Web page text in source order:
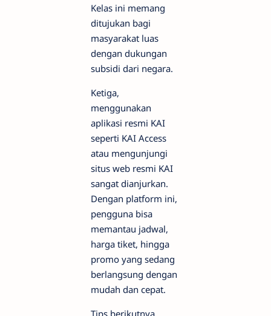
Kelas ini memang
ditujukan bagi
masyarakat luas
dengan dukungan
subsidi dari negara.
Ketiga,
menggunakan
aplikasi resmi KAI
seperti KAI Access
atau mengunjungi
situs web resmi KAI
sangat dianjurkan.
Dengan platform ini,
pengguna bisa
memantau jadwal,
harga tiket, hingga
promo yang sedang
berlangsung dengan
mudah dan cepat.